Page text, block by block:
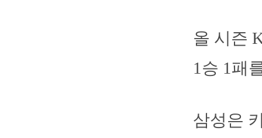
올 시즌
1승 1패
삼성은